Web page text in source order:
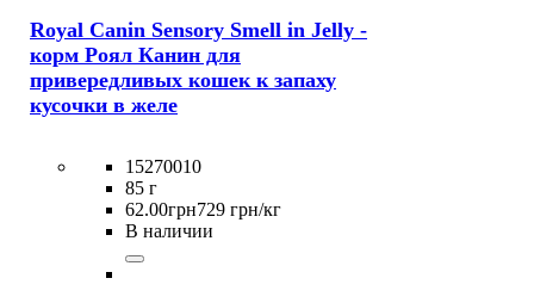
Royal Canin Sensory Smell in Jelly -
корм Роял Канин для
привередливых кошек к запаху
кусочки в желе
15270010
85 г
62.00грн729 грн/кг
В наличии